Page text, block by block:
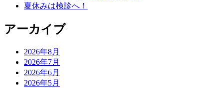
夏休みは検診へ！
アーカイブ
2026年8月
2026年7月
2026年6月
2026年5月